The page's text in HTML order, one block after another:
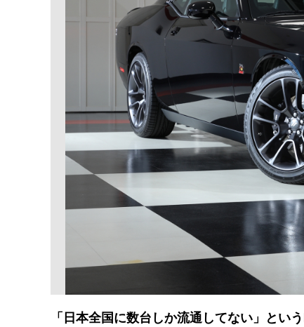
「日本全国に数台しか流通してない」とい